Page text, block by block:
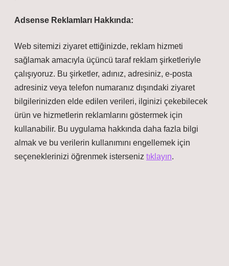
Adsense Reklamları Hakkında:
Web sitemizi ziyaret ettiğinizde, reklam hizmeti
sağlamak amacıyla üçüncü taraf reklam şirketleriyle
çalışıyoruz. Bu şirketler, adınız, adresiniz, e-posta
adresiniz veya telefon numaranız dışındaki ziyaret
bilgilerinizden elde edilen verileri, ilginizi çekebilecek
ürün ve hizmetlerin reklamlarını göstermek için
kullanabilir. Bu uygulama hakkında daha fazla bilgi
almak ve bu verilerin kullanımını engellemek için
seçeneklerinizi öğrenmek isterseniz tıklayın.